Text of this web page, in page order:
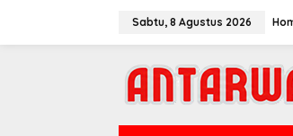
Sabtu, 8 Agustus 2026